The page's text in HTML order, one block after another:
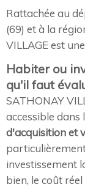
Rattachée au
(69) et à la
VILLAGE est
Habiter ou
qu'il faut
SATHONAY
accessible
d'acquisition et
investissement
bien, le coût